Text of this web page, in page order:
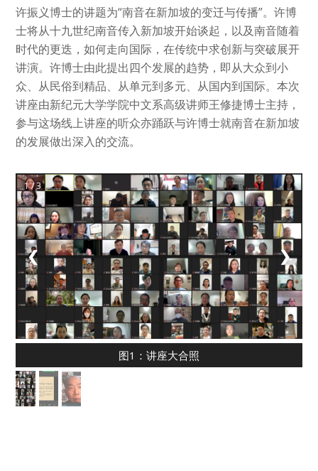
许振义博士的讲题为“南音在新加坡的变迁与传播”。许博
士将从十九世纪南音传入新加坡开始谈起，以及南音随着
时代的更迭，如何走向国际，在传统中求创新与突破展开
讲演。许博士由此提出四个发展的趋势，即从大众到小
众、从民俗到精品、从单元到多元、从国内到国际。本次
讲座由新纪元大学学院中文系高级讲师王修捷博士主持，
参与这场线上讲座的听众亦踊跃与许博士就南音在新加坡
的发展做出深入的交流。
1 / 3
❮ ❯
图1：讲座大合照